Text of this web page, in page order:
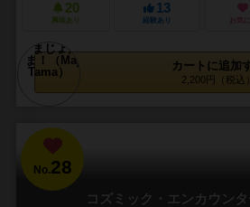
20
興味あり
13
経験あり お気
カートに追加
2,200円（税込）
No.28
コズミック・エンカウン